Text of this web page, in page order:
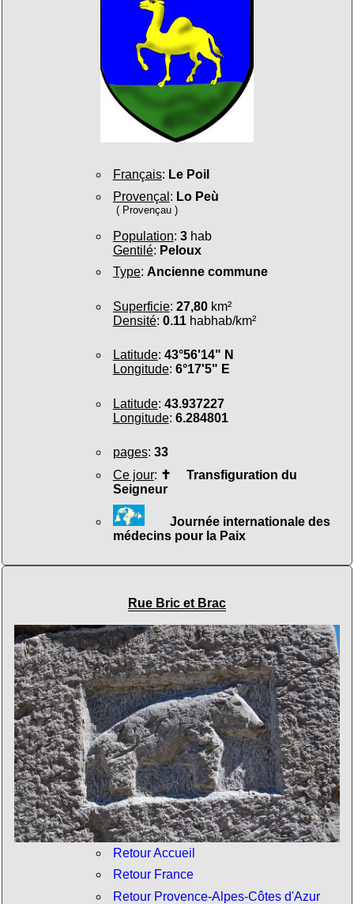
Français: Le Poil
Provençal : Lo Peù
( Provençau )
Population: 3hab
Gentilé: Peloux
Type: Ancienne commune
Superficie: 27,80km²
Densité: 0.11habhab/km²
Latitude: 43°56'14" N
Longitude: 6°17'5" E
Latitude: 43.937227
Longitude: 6.284801
pages: 33
Ce jour: ✝ Transfiguration du
Seigneur
Journée internationale des
médecins pour la Paix
Rue Bric et Brac
Retour Accueil
Retour France
Retour Provence-Alpes-Côtes d'Azur